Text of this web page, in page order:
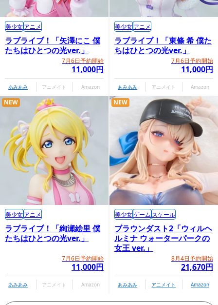
ラブライブ！「矢澤にこ 僕
たちはひとつの光ver.」
7月6日予約開始
11,000円
美少女アニメ
あみあみ アニメイト Amazon
ラブライブ！「東條 希 僕た
ちはひとつの光ver.」
7月6日予約開始
11,000円
美少女アニメ
あみあみ アニメイト Amazon
ラブライブ！「絢瀬絵里 僕
たちはひとつの光ver.」
7月6日予約開始
11,000円
NEW
美少女アニメ
あみあみ アニメイト Amazon
ブラウンダスト2「ウィルヘ
ルミナ ウォーターパークの
女王 ver.」
8月4日予約開始
21,670円
NEW
美少女ゲーム スケール
あみあみ アニメイト Amazon